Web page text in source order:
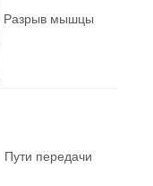
Разрыв мышцы
Пути передачи